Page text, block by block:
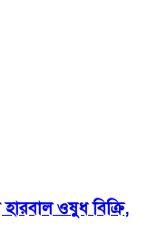
ওষুধ বিক্রি,